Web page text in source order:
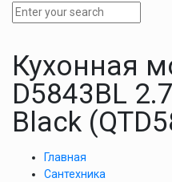
Кухонная
D5843BL
Black
Главная
Сантехника